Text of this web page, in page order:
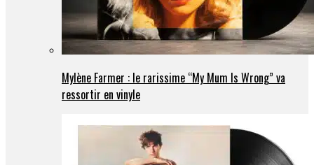
Mylène Farmer : le rarissime “My Mum Is Wrong” va
ressortir en vinyle